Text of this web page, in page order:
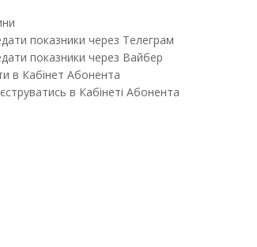
показники через Телеграм
показники через Вайбер
в Кабінет Абонента
в Кабінеті Абонента